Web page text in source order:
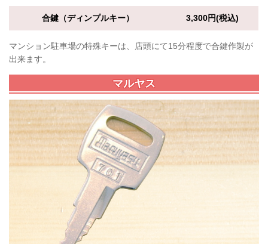
合鍵（ディンプルキー） 3,300円(税込)
マンション駐車場の特殊キーは、店頭にて15分程度で合鍵作製が
出来ます。
マルヤス